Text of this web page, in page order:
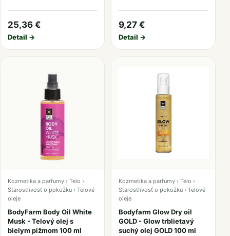
25,36 €
Detail →
9,27 €
Detail →
Kozmetika a parfumy › Telo ›
Starostlivosť o pokožku › Telové
oleje
BodyFarm Body Oil White
Musk - Telový olej s
bielym pižmom 100 ml
Kozmetika a parfumy › Telo ›
Starostlivosť o pokožku › Telové
oleje
Bodyfarm Glow Dry oil
GOLD - Glow trblietavý
suchý olej GOLD 100 ml